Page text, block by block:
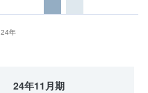
24年
24年11月期